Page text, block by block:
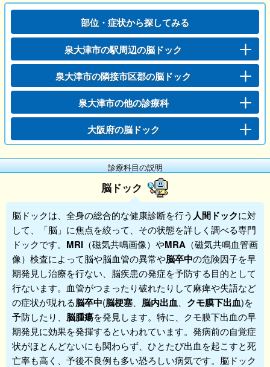
部位・症状から探してみる
泉大津市の駅周辺の脳ドック
泉大津市の隣接市区郡の脳ドック
泉大津市の他の診療科
大阪府の脳ドック
診療科目の説明
脳ドック
脳ドックは、全身の総合的な健康診断を行う 人間ドックに対
して、「脳」に焦点を絞って、その状態を詳しく調べる専門
ドックです。 MRI （磁気共鳴画像）やMRA （磁気共鳴血管画
像）検査によって脳や脳血管の異常や脳卒中の危険因子を早
期発見し治療を行ない、脳疾患の発症を予防する目的として
行ないます。血管がつまったり破れたりして麻痺や失語など
の症状が現れる脳卒中(脳梗塞 脳内出血 クモ膜下出血)を
予防したり、 脳腫瘍を発見します。特に、クモ膜下出血の早
期発見に効果を発揮するといわれています。発病前の自覚症
状がほとんどないにも関わらず、ひとたび出血を起こすと死
亡率も高く、予後不良例も多い恐ろしい病気です。脳ドック